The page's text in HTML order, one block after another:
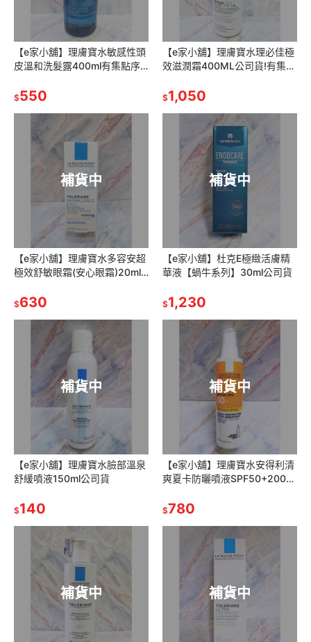
【e家小舖】理膚寶水敏感性頭
皮溫和洗髮露400ml有集點序
$550
【e家小舖】理膚寶水理必佳極
效滋潤霜400ML公司貨!有集點
$1,050
補貨中
【e家小舖】理膚寶水多容安超
極效舒敏眼霜(安心眼霜)20ml
$630
補貨中
【e家小舖】杜克E極緻活膚精
華液【蝸牛系列】30ml公司貨
$1,230
補貨中
【e家小舖】理膚寶水臉部溫泉
舒緩噴液150ml公司貨
$140
補貨中
【e家小舖】理膚寶水安得利清
爽夏卡防曬噴液SPF50+200ml
$780
補貨中 補貨中